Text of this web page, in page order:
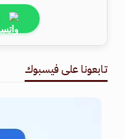
تابعونا على فيسبوك